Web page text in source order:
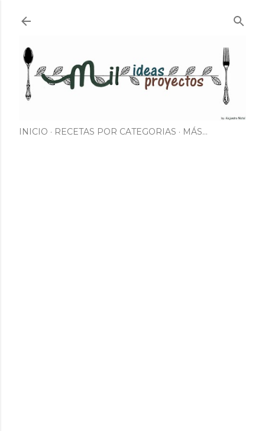
INICIO RECETAS POR CATEGORIAS MÁS…